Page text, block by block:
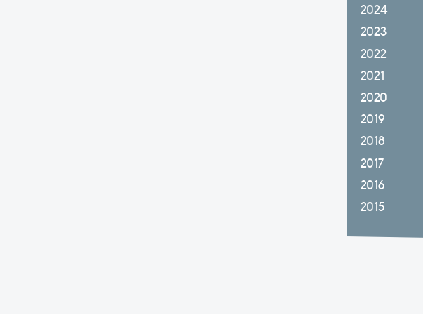
2024
2023
2022
2021
2020
2019
2018
2017
2016
2015